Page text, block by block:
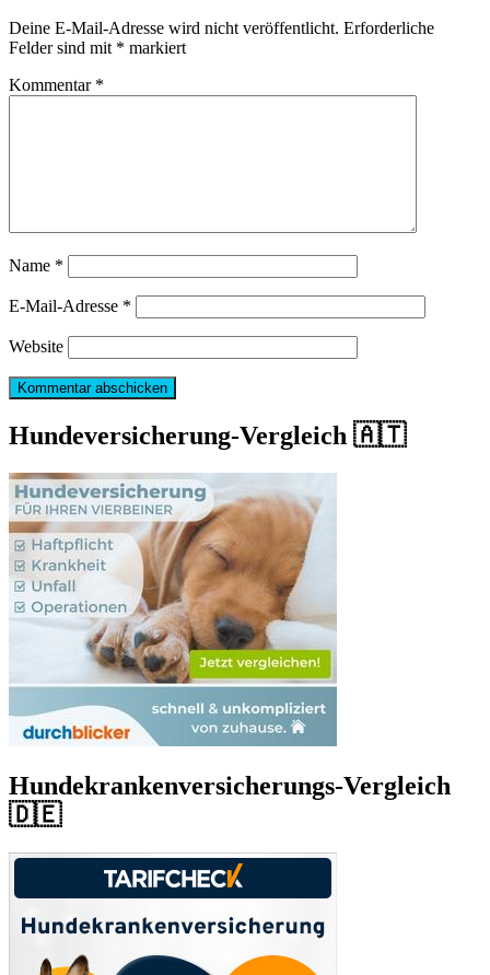
Deine E-Mail-Adresse wird nicht veröffentlicht. Erforderliche
Felder sind mit * markiert
Kommentar *
Name *
E-Mail-Adresse *
Website
Hundeversicherung-Vergleich 🇦🇹
Hundekrankenversicherungs-Vergleich
🇩🇪